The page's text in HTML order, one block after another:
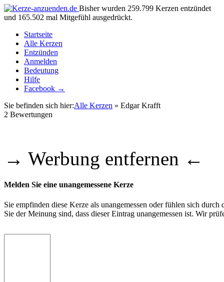
Bisher wurden 259.799 Kerzen entzündet
und 165.502 mal Mitgefühl ausgedrückt.
Startseite
Alle Kerzen
Entzünden
Anmelden
Bedeutung
Hilfe
Facebook →
Sie befinden sich hier:Alle Kerzen » Edgar Krafft
2 Bewertungen
→ Werbung entfernen ←
Melden Sie eine unangemessene Kerze
Sie empfinden diese Kerze als unangemessen oder fühlen sich
Sie der Meinung sind, dass dieser Eintrag unangemessen ist. Wir